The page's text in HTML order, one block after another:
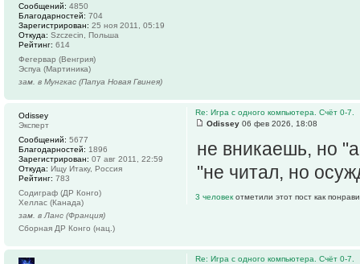
Сообщений: 4850
Благодарностей: 704
Зарегистрирован: 25 ноя 2011, 05:19
Откуда: Szczecin, Польша
Рейтинг: 614
Фегервар (Венгрия)
Эспуа (Мартиника)
зам. в Мунгкас (Папуа Новая Гвинея)
Re: Игра с одного компьютера. Счёт 0-7.
Odissey 06 фев 2026, 18:08
не вникаешь, но
"не читал, но
3 человек отметили этот пост как
Odissey
Эксперт
Сообщений: 5677
Благодарностей: 1896
Зарегистрирован: 07 авг 2011, 22:59
Откуда: Ищу Итаку, Россия
Рейтинг: 783
Содиграф (ДР Конго)
Хеллас (Канада)
зам. в Ланс (Франция)
Сборная ДР Конго (нац.)
Re: Игра с одного компьютера. Счёт 0-7.